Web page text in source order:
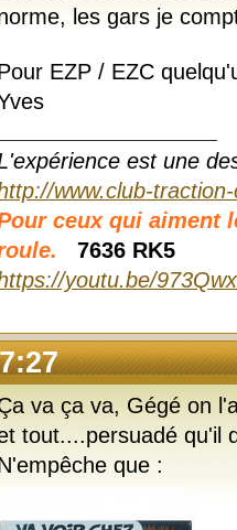
les gars je
EZP / EZC
est une
www.club-
ceux qui aiment
7636 RK5
youtu.be/
va ça va, Gégé on
tout....persuadé qu'il
que :